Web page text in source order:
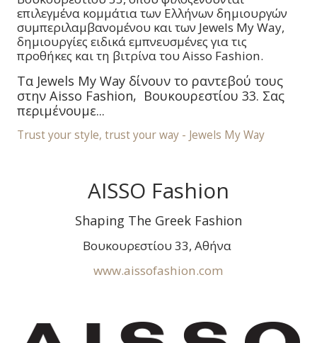
επιλεγμένα κομμάτια των Ελλήνων δημιουργών
συμπεριλαμβανομένου και των Jewels My Way,
δημιουργίες ειδικά εμπνευσμένες για τις
προθήκες και τη βιτρίνα του Aisso Fashion.
Τα Jewels My Way δίνουν το ραντεβού τους
στην Aisso Fashion, Βουκουρεστίου 33. Σας
περιμένουμε...
Trust your style, trust your way - Jewels My Way
AISSO Fashion
Shaping The Greek Fashion
Βουκουρεστίου 33, Αθήνα
www.aissofashion.com